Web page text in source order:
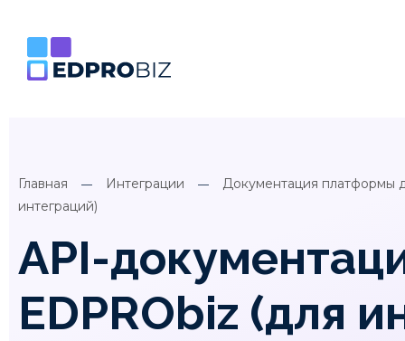
Главная Интеграции
Документация платформы
интеграций)
API-
EDPRObiz (для